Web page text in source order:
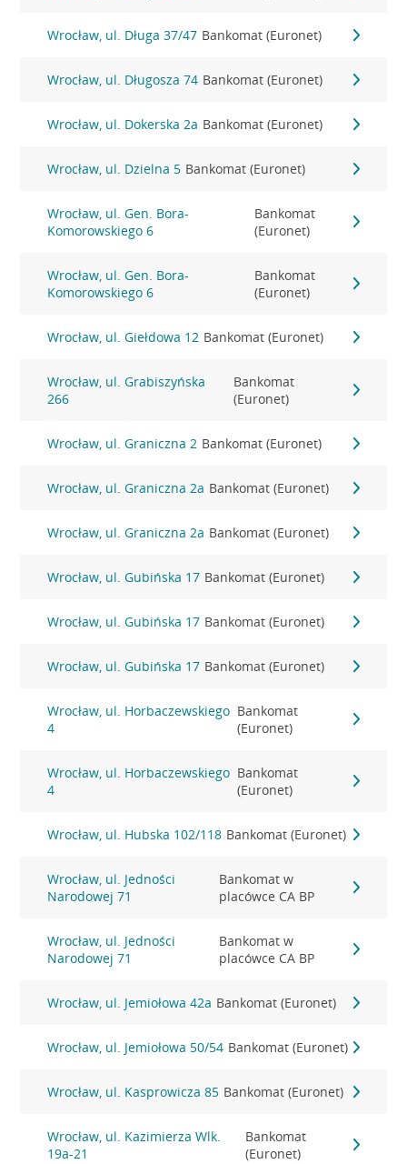
Wrocław, ul. Długa 37/47 Bankomat (Euronet)
Wrocław, ul. Długosza 74 Bankomat (Euronet)
Wrocław, ul. Dokerska 2a Bankomat (Euronet)
Wrocław, ul. Dzielna 5 Bankomat (Euronet)
Wrocław, ul. Gen. Bora-
Komorowskiego 6
Bankomat
(Euronet)
Wrocław, ul. Gen. Bora-
Komorowskiego 6
Bankomat
(Euronet)
Wrocław, ul. Giełdowa 12 Bankomat (Euronet)
Wrocław, ul. Grabiszyńska
266
Bankomat
(Euronet)
Wrocław, ul. Graniczna 2 Bankomat (Euronet)
Wrocław, ul. Graniczna 2a Bankomat (Euronet)
Wrocław, ul. Graniczna 2a Bankomat (Euronet)
Wrocław, ul. Gubińska 17 Bankomat (Euronet)
Wrocław, ul. Gubińska 17 Bankomat (Euronet)
Wrocław, ul. Gubińska 17 Bankomat (Euronet)
Wrocław, ul. Horbaczewskiego
4
Bankomat
(Euronet)
Wrocław, ul. Horbaczewskiego
4
Bankomat
(Euronet)
Wrocław, ul. Hubska 102/118 Bankomat (Euronet)
Wrocław, ul. Jedności
Narodowej 71
Bankomat w
placówce CA BP
Wrocław, ul. Jedności
Narodowej 71
Bankomat w
placówce CA BP
Wrocław, ul. Jemiołowa 42a Bankomat (Euronet)
Wrocław, ul. Jemiołowa 50/54 Bankomat (Euronet)
Wrocław, ul. Kasprowicza 85 Bankomat (Euronet)
Wrocław, ul. Kazimierza Wlk.
19a-21
Bankomat
(Euronet)